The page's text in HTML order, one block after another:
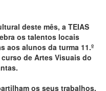
deste mês, a TEIAS
os talentos locais
aos alunos da turma 11.º
de Artes Visuais do
os seus trabalhos,